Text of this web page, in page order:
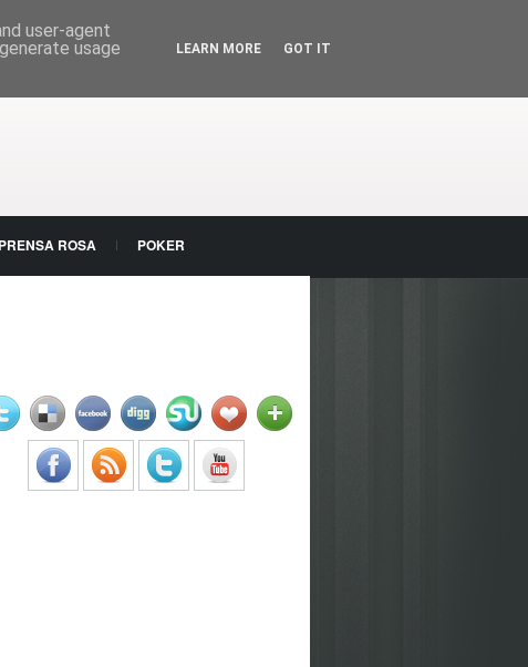
PRENSA ROSA POKER
user-agent
usage
LEARN MORE GOT IT